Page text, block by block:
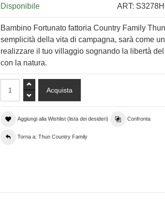
Disponibile ART:
Bambino Fortunato fattoria Country Family
semplicità della vita di campagna, sarà come
realizzare il tuo villaggio sognando la libertà
con la natura.
Aggiungi alla Wishlist (lista dei desideri) Confronta
Torna a: Thun Country Family